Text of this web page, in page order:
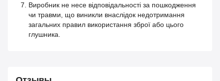
Виробник не несе відповідальності за пошкодження
чи травми, що виникли внаслідок недотримання
загальних правил використання зброї або цього
глушника.